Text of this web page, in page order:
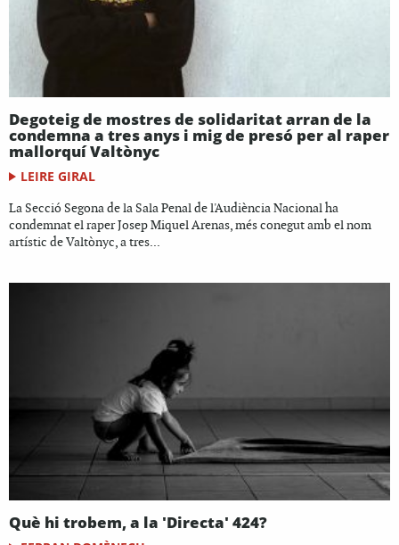
Degoteig de mostres de solidaritat arran de la
condemna a tres anys i mig de presó per al raper
mallorquí Valtònyc
LEIRE GIRAL
La Secció Segona de la Sala Penal de l'Audiència Nacional ha
condemnat el raper Josep Miquel Arenas, més conegut amb el nom
artístic de Valtònyc, a tres...
Què hi trobem, a la 'Directa' 424?